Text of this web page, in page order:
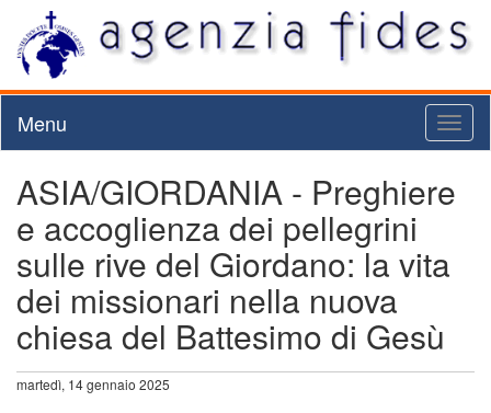
Menu
ASIA/GIORDANIA - Preghiere
e accoglienza dei pellegrini
sulle rive del Giordano: la vita
dei missionari nella nuova
chiesa del Battesimo di Gesù
martedì, 14 gennaio 2025